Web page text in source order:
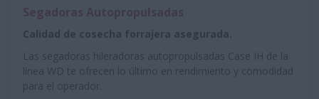
Calidad de cosecha forrajera asegurada.
Las segadoras hileradoras autopropulsadas Case IH de la
línea WD te ofrecen lo último en rendimiento y comodidad
para el operador.